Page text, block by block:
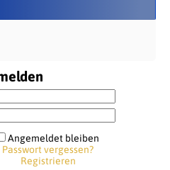
Angemeldet bleiben
Passwort vergessen?
Registrieren